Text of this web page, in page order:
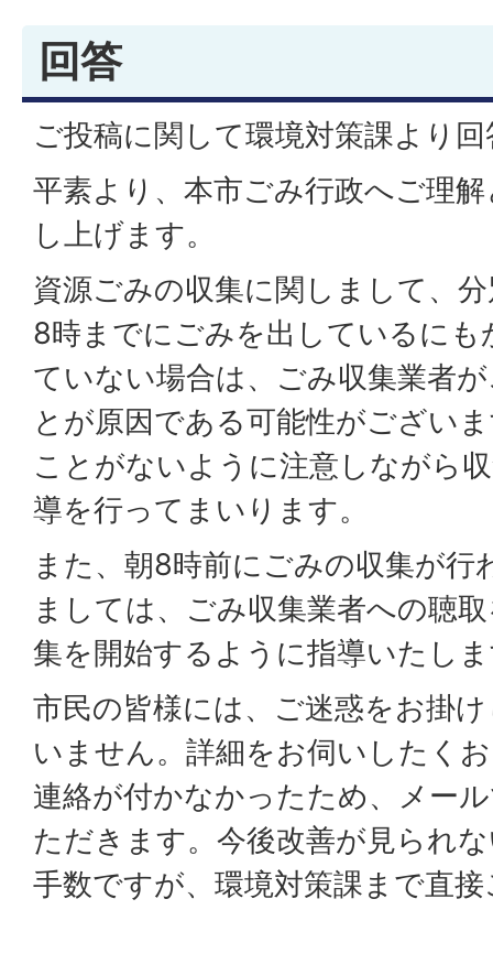
回答
ご投稿に関して環境対策課より
平素より、本市ごみ行政へご理
し上げます。
資源ごみの収集に関しまして、
8時までにごみを出しているに
ていない場合は、ごみ収集業者
とが原因である可能性がござい
ことがないように注意しながら
導を行ってまいります。
また、朝8時前にごみの収集が
ましては、ごみ収集業者への聴
集を開始するように指導いたし
市民の皆様には、ご迷惑をお掛
いません。詳細をお伺いしたく
連絡が付かなかったため、メー
ただきます。今後改善が見られ
手数ですが、環境対策課まで直